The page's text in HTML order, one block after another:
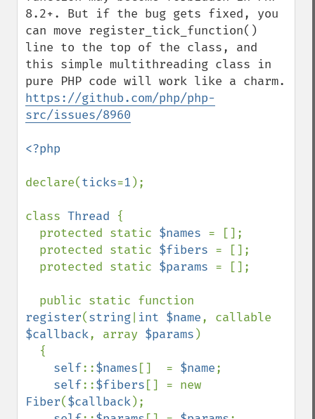
8.2+. But if the bug gets fixed, you
can move register_tick_function()
line to the top of the class, and
this simple multithreading class in
https://github.com/php/php-
src/issues/8960
<?php
declare(ticks=1 );
class Thread {
  protected static
$names = [];
  protected static
$fibers = [];
  protected static
$params = [];
register(string int $name
$callback, array $params )
self::$names []  = $name;
self::$fibers
Fiber($callback);